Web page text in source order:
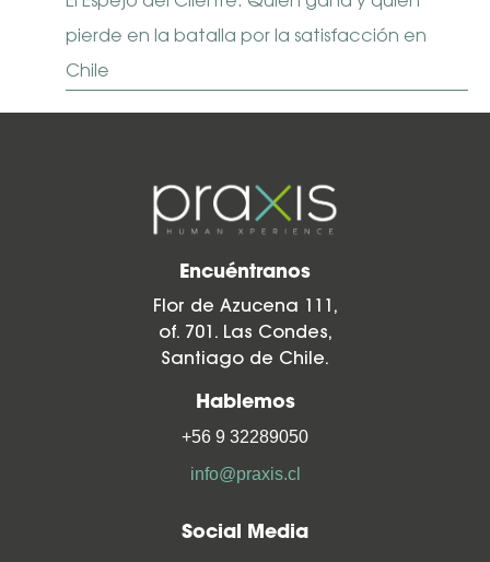
pierde en la batalla por la satisfacción en
Chile
Encuéntranos
Flor de Azucena 111,
of. 701. Las Condes,
Santiago de Chile.
Hablemos
+56 9 32289050
info@praxis.cl
Social Media